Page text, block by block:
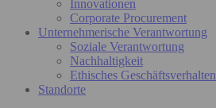
Innovationen
Corporate Procurement
Unternehmerische Verantwortung
Soziale Verantwortung
Nachhaltigkeit
Ethisches Geschäftsverhalten
Standorte